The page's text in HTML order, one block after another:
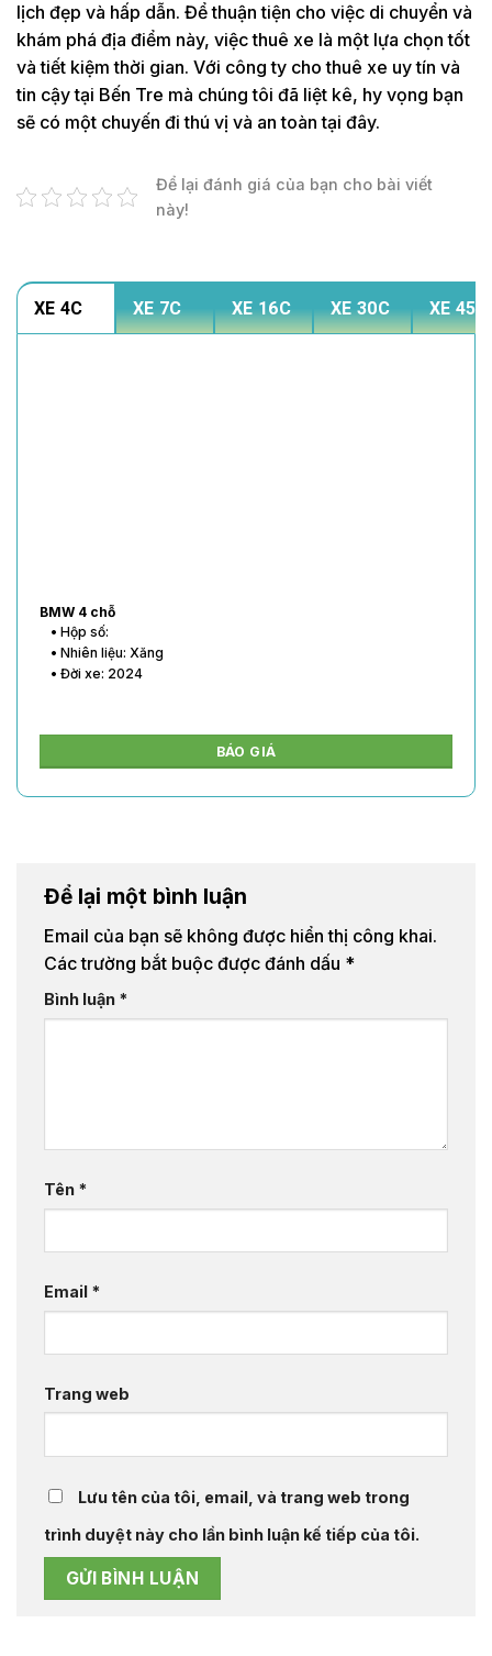
lịch đẹp và hấp dẫn. Để thuận tiện cho việc di chuyển và
khám phá địa điểm này, việc thuê xe là một lựa chọn tốt
và tiết kiệm thời gian. Với công ty cho thuê xe uy tín và
tin cậy tại Bến Tre mà chúng tôi đã liệt kê, hy vọng bạn
sẽ có một chuyến đi thú vị và an toàn tại đây.
Để lại đánh giá của bạn cho bài viết
này!
XE 4C XE 7C XE 16C XE 30C XE 45C
BMW 4 chỗ
• Hộp số:
• Nhiên liệu: Xăng
• Đời xe: 2024
BÁO GIÁ
Để lại một bình luận
Email của bạn sẽ không được hiển thị công khai.
Các trường bắt buộc được đánh dấu *
Bình luận *
Tên *
Email *
Trang web
Lưu tên của tôi, email, và trang web trong
trình duyệt này cho lần bình luận kế tiếp của tôi.